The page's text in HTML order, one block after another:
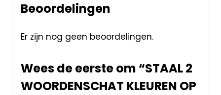
Beoordelingen
Er zijn nog geen beoordelingen.
Wees de eerste om “STAAL 2
WOORDENSCHAT KLEUREN OP